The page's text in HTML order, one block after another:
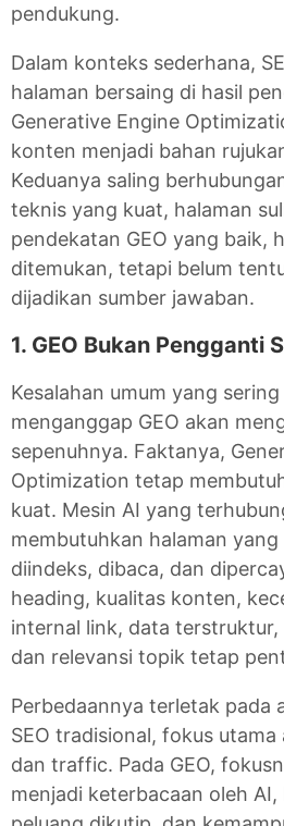
pendukung.
Dalam konteks sederhana,
halaman bersaing di hasil
Generative Engine
konten menjadi bahan
Keduanya saling
teknis yang kuat, halaman
pendekatan GEO yang baik,
ditemukan, tetapi belum
dijadikan sumber jawaban.
1. GEO Bukan Pengganti
Kesalahan umum yang
menganggap GEO akan
sepenuhnya. Faktanya,
Optimization tetap
kuat. Mesin AI yang
membutuhkan halaman yang
diindeks, dibaca, dan
heading, kualitas konten,
internal link, data terstruktur,
dan relevansi topik tetap
Perbedaannya terletak pada
SEO tradisional, fokus
dan traffic. Pada GEO,
menjadi keterbacaan oleh